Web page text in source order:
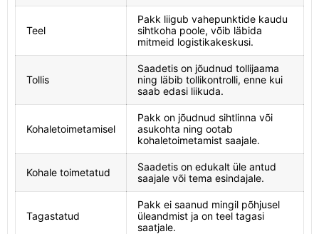
Teel
Pakk liigub vahepunktide kaudu
sihtkoha poole, võib läbida
mitmeid logistikakeskusi.
Tollis
Saadetis on jõudnud tollijaama
ning läbib tollikontrolli, enne kui
saab edasi liikuda.
Kohaletoimetamisel
Pakk on jõudnud sihtlinna või
asukohta ning ootab
kohaletoimetamist saajale.
Kohale toimetatud
Saadetis on edukalt üle antud
saajale või tema esindajale.
Tagastatud
Pakk ei saanud mingil põhjusel
üleandmist ja on teel tagasi
saatjale.